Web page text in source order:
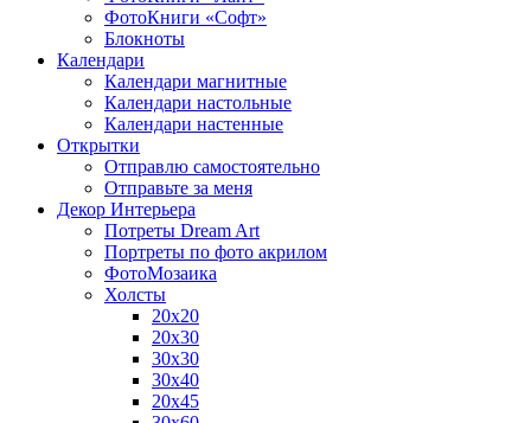
ФотоКниги «Софт»
Блокноты
Календари
Календари магнитные
Календари настольные
Календари настенные
Открытки
Отправлю самостоятельно
Отправьте за меня
Декор Интерьера
Потреты Dream Art
Портреты по фото акрилом
ФотоМозаика
Холсты
20х20
20х30
30х30
30х40
20х45